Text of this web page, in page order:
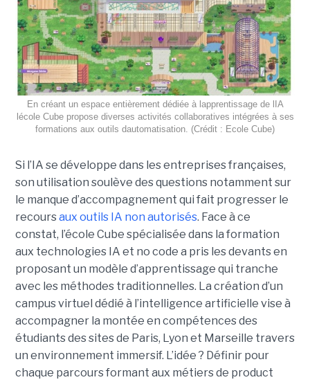
En créant un espace entièrement dédiée à lapprentissage de lIA
lécole Cube propose diverses activités collaboratives intégrées à ses
formations aux outils dautomatisation. (Crédit : Ecole Cube)
Si l’IA se développe dans les entreprises françaises,
son utilisation soulève des questions notamment sur
le manque d’accompagnement qui fait progresser le
recoursaux outils IA non autorisés. Face à ce
constat, l’école Cube spécialisée dans la formation
aux technologies IA et no code a pris les devants en
proposant un modèle d’apprentissage qui tranche
avec les méthodes traditionnelles. La création d’un
campus virtuel dédié à l’intelligence artificielle vise à
accompagner la montée en compétences des
étudiants des sites de Paris, Lyon et Marseille travers
un environnement immersif. L’idée ? Définir pour
chaque parcours formant aux métiers de product